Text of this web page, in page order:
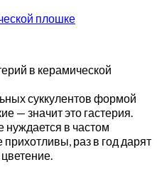
плошке
в керамической
суккулентов формой
— значит это гастерия.
нуждается в частом
прихотливы, раз в год дарят